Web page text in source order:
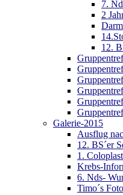
7.
2
12.
Galerie-2015
Ausflug
12. BS´er
1.
Krebs-
6. Nds-
Timo´s